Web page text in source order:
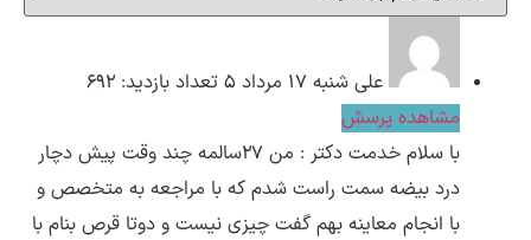
علی شنبه ۱۷ مرداد ۵
تعداد بازدید: 692
مشاهده پرسش
با سلام خدمت دکتر : من 27سالمه چند وقت پیش دچار
درد بیضه سمت راست شدم که با مراجعه به متخصص و
با انجام معاینه بهم گفت چیزی نیست و دوتا قرص بنام با
ارسال
قدرت گرفته از